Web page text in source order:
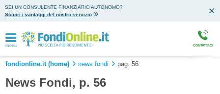
SEI UN CONSULENTE FINANZIARIO AUTONOMO?
Scopri i vantaggi del nostro servizio
menu CONTATTACI
fondionline.it (home) news fondi pag. 56
News Fondi, p. 56